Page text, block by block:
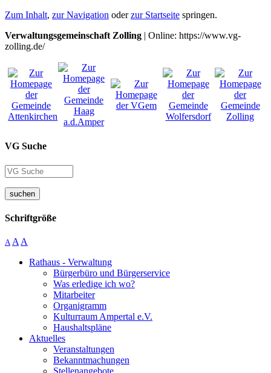
Zum Inhalt, zur Navigation oderzur Startseite springen.
Verwaltungsgemeinschaft Zolling | Online: https://www.vg-
zolling.de/
VG Suche
suchen
Schriftgröße
A A A
Rathaus - Verwaltung
Bürgerbüro und Bürgerservice
Was erledige ich wo?
Mitarbeiter
Organigramm
Kulturraum Ampertal e.V.
Haushaltspläne
Aktuelles
Veranstaltungen
Bekanntmachungen
Stellenangebote